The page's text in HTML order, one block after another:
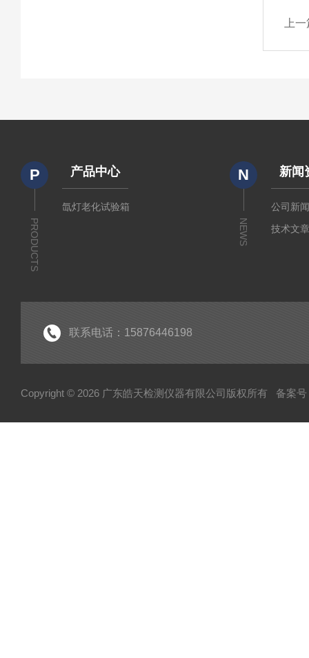
上
P
PRODUCTS
产品中心
氙灯老化试验箱
N
NEWS
新闻
公司新
技术文
联系电话：15876446198
Copyright © 2026 广东皓天检测仪器有限公司版权所有 备案号